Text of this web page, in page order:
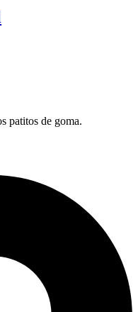
patitos de goma.